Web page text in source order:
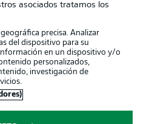
Gruppe GmbH
asociados tratamos los
precisa. Analizar
del dispositivo para su
en un dispositivo y/o
personalizados,
investigación de